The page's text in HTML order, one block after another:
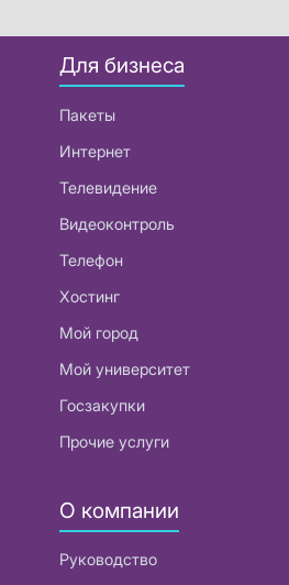
Для бизнеса
Пакеты
Интернет
Телевидение
Видеоконтроль
Телефон
Хостинг
Мой город
Мой университет
Госзакупки
Прочие услуги
О компании
Руководство